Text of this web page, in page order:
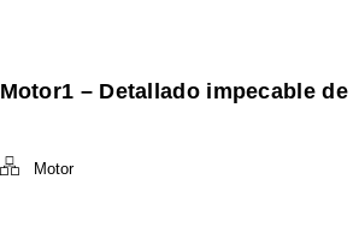
Motor1 – Detallado impecable
Motor